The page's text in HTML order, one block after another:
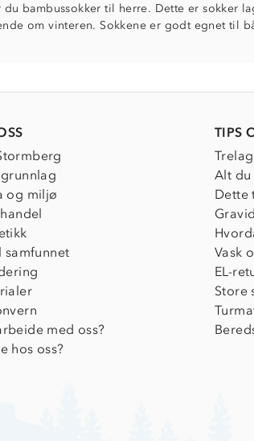
du bambussokker til herre. Dette er sokker
om vinteren. Sokkene er godt egnet til
og miljø
handel
samfunnet
med oss?
hos oss?
TIPS
Alt du
Dette
Vask
EL-
Store